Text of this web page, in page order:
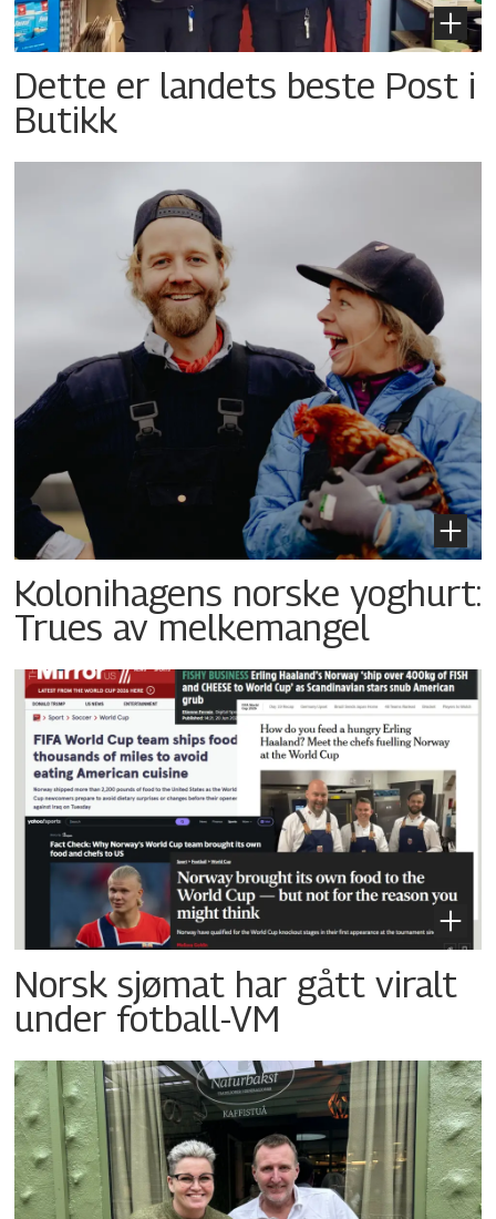
Dette er landets beste Post i
Butikk
Kolonihagens norske yoghurt:
Trues av melkemangel
Norsk sjømat har gått viralt
under fotball-VM